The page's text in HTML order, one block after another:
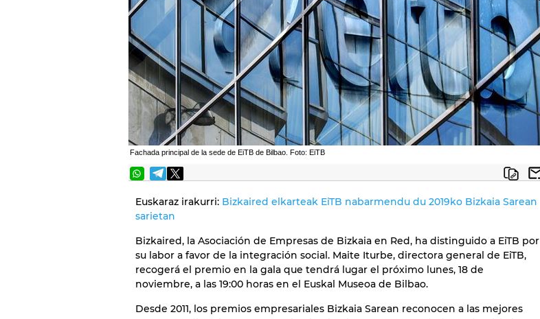
Fachada principal de la sede de EiTB de Bilbao. Foto: EiTB
Euskaraz irakurri: Bizkaired elkarteak EiTB nabarmendu du 2019ko Bizkaia Sarean
sarietan
Bizkaired, la Asociación de Empresas de Bizkaia en Red, ha distinguido a EiTB por
su labor a favor de la integración social. Maite Iturbe, directora general de EiTB,
recogerá el premio en la gala que tendrá lugar el próximo lunes, 18 de
noviembre, a las 19:00 horas en el Euskal Museoa de Bilbao.
Desde 2011, los premios empresariales Bizkaia Sarean reconocen a las mejores